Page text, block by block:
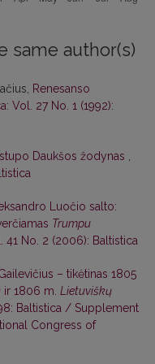
same author(s)
Renesanso
Vol. 27 No. 1 (1992):
Daukšos žodynas ,
Luočio salto:
Trumpu
41 No. 2 (2006): Baltistica
– tikėtinas 1805
ir 1806 m. Lietuviškų
Baltistica / Supplement
Congress of